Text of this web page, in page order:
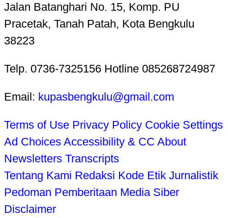
Jalan Batanghari No. 15, Komp. PU
Pracetak, Tanah Patah, Kota Bengkulu
38223
Telp. 0736-7325156 Hotline 085268724987
Email: kupasbengkulu@gmail.com
Terms of Use Privacy Policy Cookie Settings
Ad Choices Accessibility & CC About
Newsletters Transcripts
Tentang Kami Redaksi Kode Etik Jurnalistik
Pedoman Pemberitaan Media Siber
Disclaimer